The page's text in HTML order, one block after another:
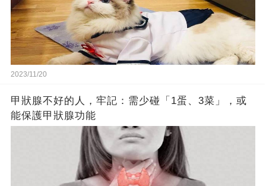
2023/11/20
甲狀腺不好的人，牢記：需少碰「1蛋、3菜」，或
能保護甲狀腺功能